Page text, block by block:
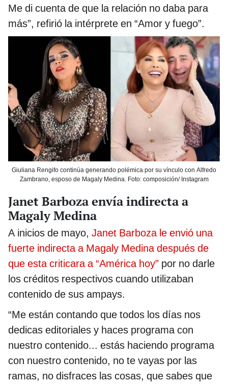
Me di cuenta de que la relación no daba para
más”, refirió la intérprete en “Amor y fuego”.
Giuliana Rengifo continúa generando polémica por su vínculo con Alfredo
Zambrano, esposo de Magaly Medina. Foto: composición/ Instagram
Janet Barboza envía indirecta a
Magaly Medina
A inicios de mayo, Janet Barboza le envió una
fuerte indirecta a Magaly Medina después de
que esta criticara a “América hoy” por no darle
los créditos respectivos cuando utilizaban
contenido de sus ampays.
“Me están contando que todos los días nos
dedicas editoriales y haces programa con
nuestro contenido... estás haciendo programa
con nuestro contenido, no te vayas por las
ramas, no disfraces las cosas, que sabes que